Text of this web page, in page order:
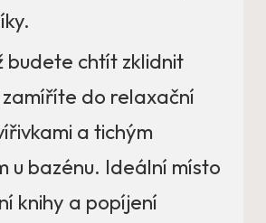
budete chtít zklidnit
do relaxační
a tichým
u bazénu. Ideální místo
knihy a popíjení